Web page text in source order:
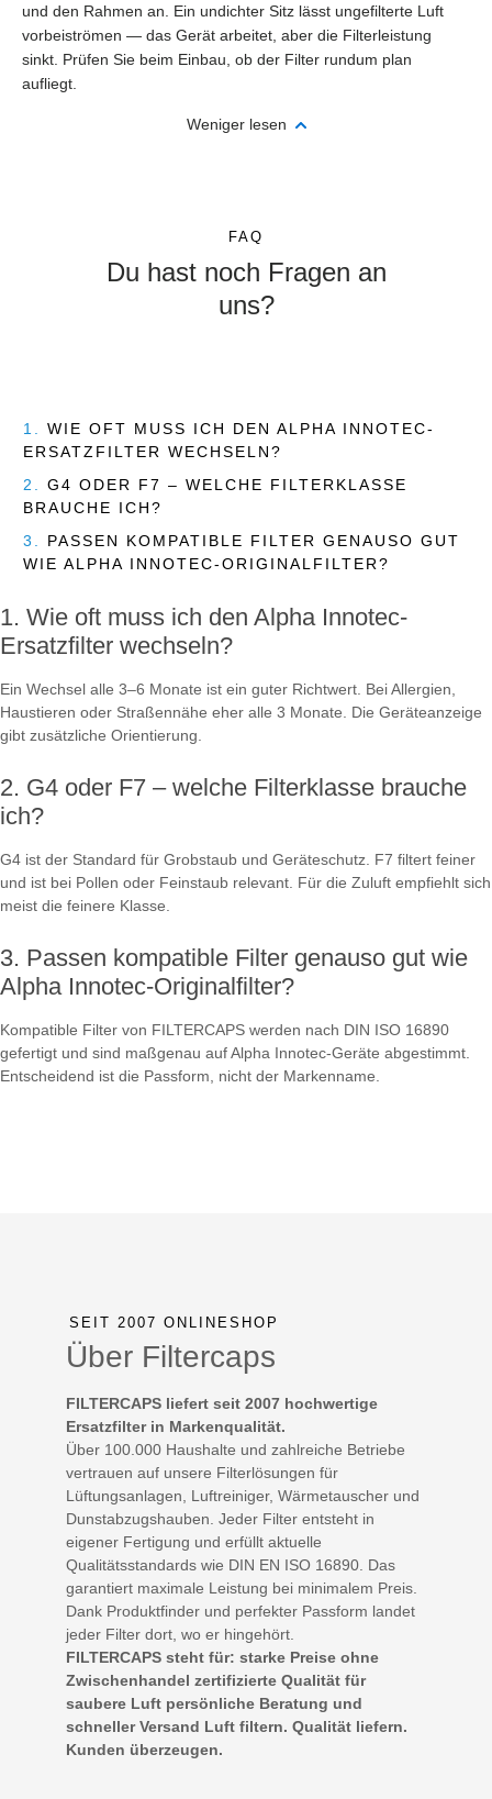
und den Rahmen an. Ein undichter Sitz lässt ungefilterte Luft
vorbeiströmen — das Gerät arbeitet, aber die Filterleistung
sinkt. Prüfen Sie beim Einbau, ob der Filter rundum plan
aufliegt.
Weniger lesen
FAQ
Du hast noch Fragen an
uns?
1. WIE OFT MUSS ICH DEN ALPHA INNOTEC-
ERSATZFILTER WECHSELN?
2. G4 ODER F7 – WELCHE FILTERKLASSE
BRAUCHE ICH?
3. PASSEN KOMPATIBLE FILTER GENAUSO GUT
WIE ALPHA INNOTEC-ORIGINALFILTER?
Wie oft muss ich den Alpha Innotec-
Ersatzfilter wechseln?
Ein Wechsel alle 3–6 Monate ist ein guter Richtwert. Bei Allergien,
Haustieren oder Straßennähe eher alle 3 Monate. Die Geräteanzeige
gibt zusätzliche Orientierung.
G4 oder F7 – welche Filterklasse brauche
ich?
G4 ist der Standard für Grobstaub und Geräteschutz. F7 filtert feiner
und ist bei Pollen oder Feinstaub relevant. Für die Zuluft empfiehlt sich
meist die feinere Klasse.
Passen kompatible Filter genauso gut wie
Alpha Innotec-Originalfilter?
Kompatible Filter von FILTERCAPS werden nach DIN ISO 16890
gefertigt und sind maßgenau auf Alpha Innotec-Geräte abgestimmt.
Entscheidend ist die Passform, nicht der Markenname.
SEIT 2007 ONLINESHOP
Über Filtercaps
FILTERCAPS liefert seit 2007 hochwertige
Ersatzfilter in Markenqualität.
Über 100.000 Haushalte und zahlreiche Betriebe
vertrauen auf unsere Filterlösungen für
Lüftungsanlagen, Luftreiniger, Wärmetauscher und
Dunstabzugshauben. Jeder Filter entsteht in
eigener Fertigung und erfüllt aktuelle
Qualitätsstandards wie DIN EN ISO 16890. Das
garantiert maximale Leistung bei minimalem Preis.
Dank Produktfinder und perfekter Passform landet
jeder Filter dort, wo er hingehört.
FILTERCAPS steht für: starke Preise ohne
Zwischenhandel zertifizierte Qualität für
saubere Luft persönliche Beratung und
schneller Versand Luft filtern. Qualität liefern.
Kunden überzeugen.